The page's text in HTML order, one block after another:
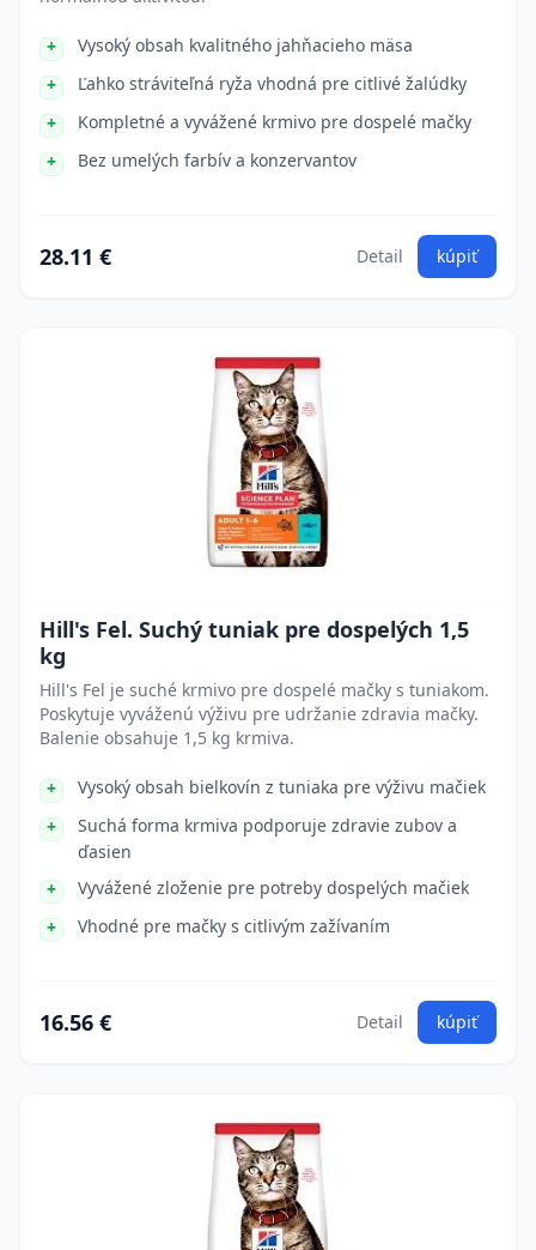
Vysoký obsah kvalitného jahňacieho mäsa
Ľahko stráviteľná ryža vhodná pre citlivé žalúdky
Kompletné a vyvážené krmivo pre dospelé mačky
Bez umelých farbív a konzervantov
28.11 € Detail kúpiť
Hill's Fel. Suchý tuniak pre dospelých 1,5
kg
Hill's Fel je suché krmivo pre dospelé mačky s tuniakom.
Poskytuje vyváženú výživu pre udržanie zdravia mačky.
Balenie obsahuje 1,5 kg krmiva.
Vysoký obsah bielkovín z tuniaka pre výživu mačiek
Suchá forma krmiva podporuje zdravie zubov a
ďasien
Vyvážené zloženie pre potreby dospelých mačiek
Vhodné pre mačky s citlivým zažívaním
16.56 € Detail kúpiť